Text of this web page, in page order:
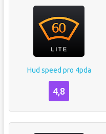
Hud speed pro 4pda
4,8